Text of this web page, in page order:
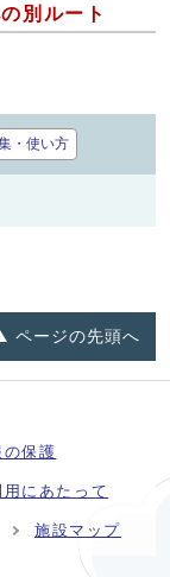
別ルート
・使い方
ページの先頭へ
保護
用にあたって
施設マップ